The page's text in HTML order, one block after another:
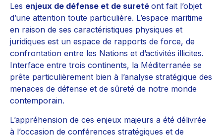
Les enjeux de défense et de sureté ont fait l’objet
d’une attention toute particulière. L’espace maritime
en raison de ses caractéristiques physiques et
juridiques est un espace de rapports de force, de
confrontation entre les Nations et d’activités illicites.
Interface entre trois continents, la Méditerranée se
prête particulièrement bien à l’analyse stratégique des
menaces de défense et de sûreté de notre monde
contemporain.
L’appréhension de ces enjeux majeurs a été délivrée
à l’occasion de conférences stratégiques et de